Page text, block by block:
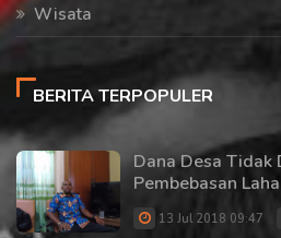
Wisata
BERITA TERPOPULER
Dana Desa Tidak
Pembebasan
13 Jul 2018 09:47